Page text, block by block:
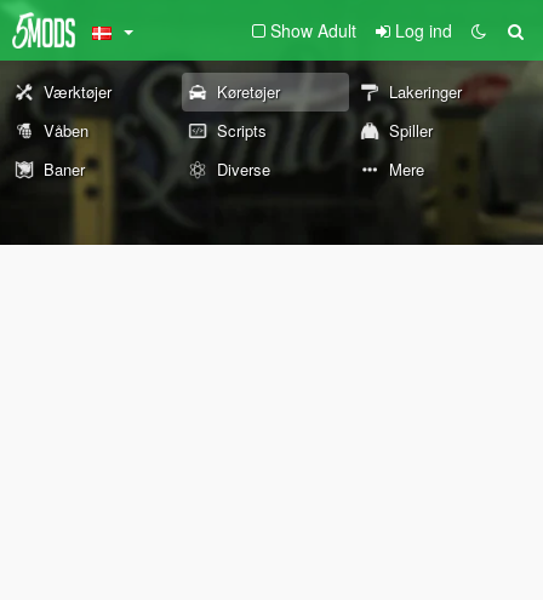
Show Adult Log ind
Værktøjer Køretøjer
Lakeringer
Våben
Scripts
Spiller
Baner
Diverse Mere